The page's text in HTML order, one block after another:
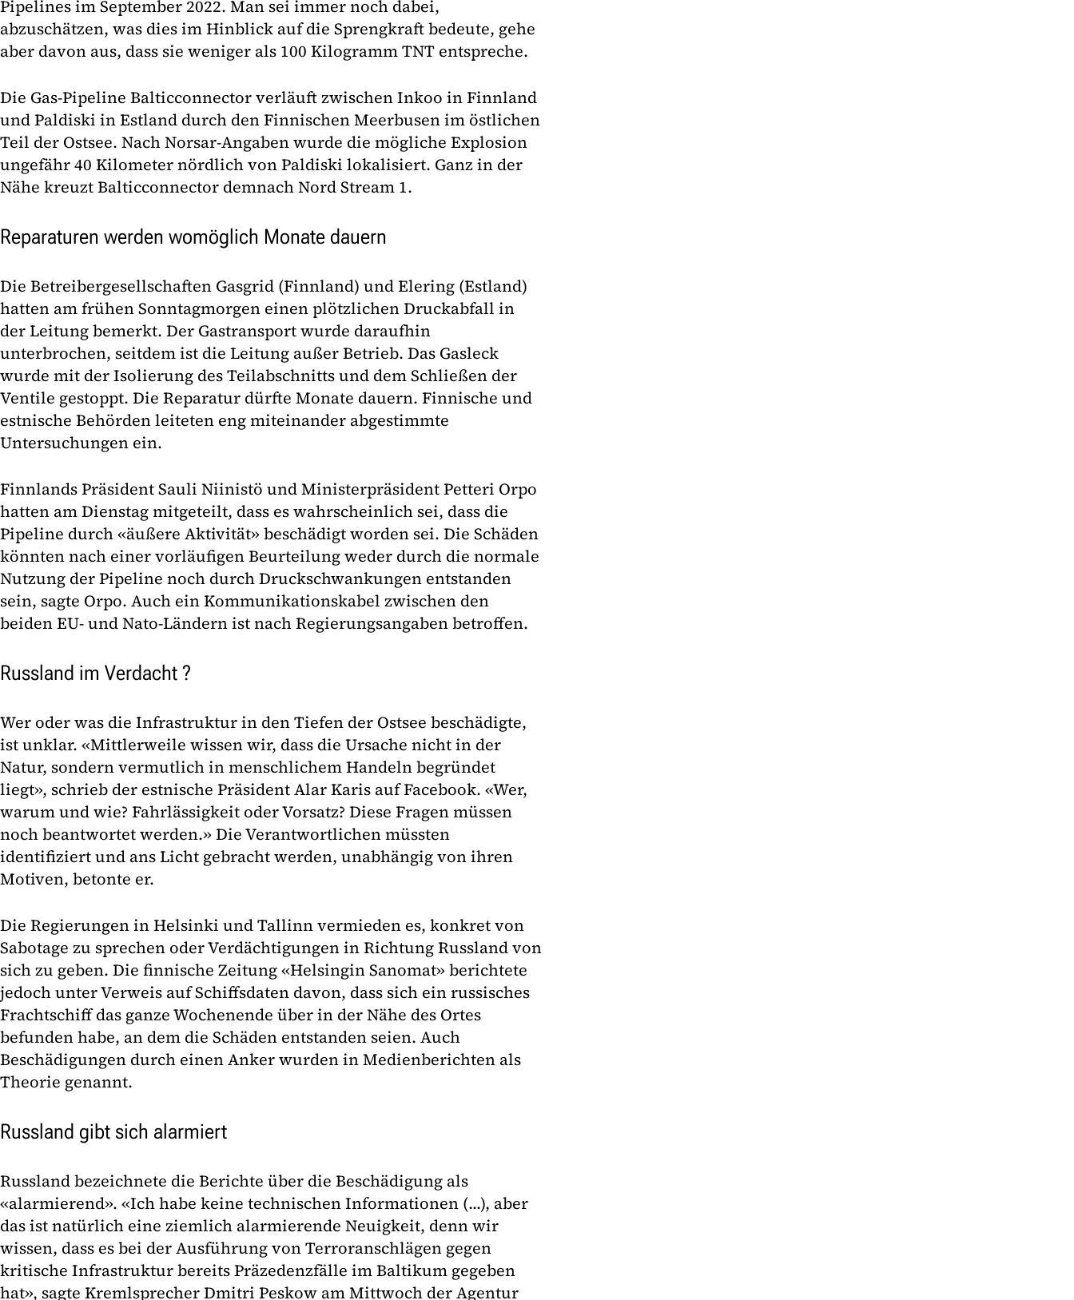
Pipelines im September 2022. Man sei immer noch dabei,
abzuschätzen, was dies im Hinblick auf die Sprengkraft bedeute, gehe
aber davon aus, dass sie weniger als 100 Kilogramm TNT entspreche.
Die Gas-Pipeline Balticconnector verläuft zwischen Inkoo in Finnland
und Paldiski in Estland durch den Finnischen Meerbusen im östlichen
Teil der Ostsee. Nach Norsar-Angaben wurde die mögliche Explosion
ungefähr 40 Kilometer nördlich von Paldiski lokalisiert. Ganz in der
Nähe kreuzt Balticconnector demnach Nord Stream 1.
Reparaturen werden womöglich Monate dauern
Die Betreibergesellschaften Gasgrid (Finnland) und Elering (Estland)
hatten am frühen Sonntagmorgen einen plötzlichen Druckabfall in
der Leitung bemerkt. Der Gastransport wurde daraufhin
unterbrochen, seitdem ist die Leitung außer Betrieb. Das Gasleck
wurde mit der Isolierung des Teilabschnitts und dem Schließen der
Ventile gestoppt. Die Reparatur dürfte Monate dauern. Finnische und
estnische Behörden leiteten eng miteinander abgestimmte
Untersuchungen ein.
Finnlands Präsident Sauli Niinistö und Ministerpräsident Petteri Orpo
hatten am Dienstag mitgeteilt, dass es wahrscheinlich sei, dass die
Pipeline durch «äußere Aktivität» beschädigt worden sei. Die Schäden
könnten nach einer vorläufigen Beurteilung weder durch die normale
Nutzung der Pipeline noch durch Druckschwankungen entstanden
sein, sagte Orpo. Auch ein Kommunikationskabel zwischen den
beiden EU- und Nato-Ländern ist nach Regierungsangaben betroffen.
Russland im Verdacht ?
Wer oder was die Infrastruktur in den Tiefen der Ostsee beschädigte,
ist unklar. «Mittlerweile wissen wir, dass die Ursache nicht in der
Natur, sondern vermutlich in menschlichem Handeln begründet
liegt», schrieb der estnische Präsident Alar Karis auf Facebook. «Wer,
warum und wie? Fahrlässigkeit oder Vorsatz? Diese Fragen müssen
noch beantwortet werden.» Die Verantwortlichen müssten
identifiziert und ans Licht gebracht werden, unabhängig von ihren
Motiven, betonte er.
Die Regierungen in Helsinki und Tallinn vermieden es, konkret von
Sabotage zu sprechen oder Verdächtigungen in Richtung Russland von
sich zu geben. Die finnische Zeitung «Helsingin Sanomat» berichtete
jedoch unter Verweis auf Schiffsdaten davon, dass sich ein russisches
Frachtschiff das ganze Wochenende über in der Nähe des Ortes
befunden habe, an dem die Schäden entstanden seien. Auch
Beschädigungen durch einen Anker wurden in Medienberichten als
Theorie genannt.
Russland gibt sich alarmiert
Russland bezeichnete die Berichte über die Beschädigung als
«alarmierend». «Ich habe keine technischen Informationen (...), aber
das ist natürlich eine ziemlich alarmierende Neuigkeit, denn wir
wissen, dass es bei der Ausführung von Terroranschlägen gegen
kritische Infrastruktur bereits Präzedenzfälle im Baltikum gegeben
hat», sagte Kremlsprecher Dmitri Peskow am Mittwoch der Agentur